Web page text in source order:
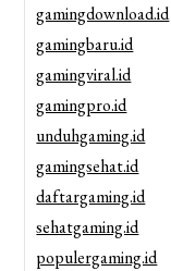
gamingdownload.id
gamingbaru.id
gamingviral.id
gamingpro.id
unduhgaming.id
gamingsehat.id
daftargaming.id
sehatgaming.id
populergaming.id